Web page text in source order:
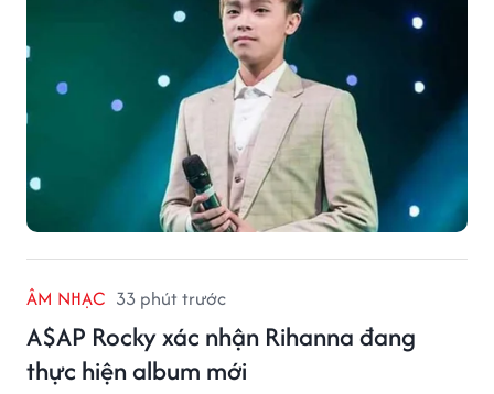
ÂM NHẠC 33 phút trước
A$AP Rocky xác nhận Rihanna đang
thực hiện album mới